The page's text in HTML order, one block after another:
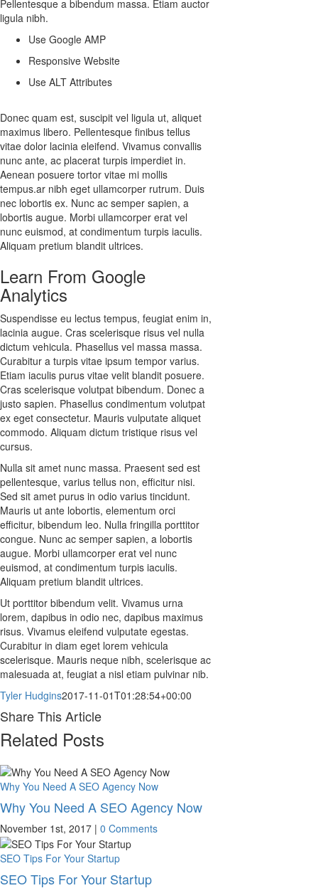
Pellentesque a bibendum massa. Etiam auctor
ligula nibh.
Use Google AMP
Responsive Website
Use ALT Attributes
Donec quam est, suscipit vel ligula ut, aliquet
maximus libero. Pellentesque finibus tellus
vitae dolor lacinia eleifend. Vivamus convallis
nunc ante, ac placerat turpis imperdiet in.
Aenean posuere tortor vitae mi mollis
tempus.ar nibh eget ullamcorper rutrum. Duis
nec lobortis ex. Nunc ac semper sapien, a
lobortis augue. Morbi ullamcorper erat vel
nunc euismod, at condimentum turpis iaculis.
Aliquam pretium blandit ultrices.
Learn From Google
Analytics
Suspendisse eu lectus tempus, feugiat enim in,
lacinia augue. Cras scelerisque risus vel nulla
dictum vehicula. Phasellus vel massa massa.
Curabitur a turpis vitae ipsum tempor varius.
Etiam iaculis purus vitae velit blandit posuere.
Cras scelerisque volutpat bibendum. Donec a
justo sapien. Phasellus condimentum volutpat
ex eget consectetur. Mauris vulputate aliquet
commodo. Aliquam dictum tristique risus vel
cursus.
Nulla sit amet nunc massa. Praesent sed est
pellentesque, varius tellus non, efficitur nisi.
Sed sit amet purus in odio varius tincidunt.
Mauris ut ante lobortis, elementum orci
efficitur, bibendum leo. Nulla fringilla porttitor
congue. Nunc ac semper sapien, a lobortis
augue. Morbi ullamcorper erat vel nunc
euismod, at condimentum turpis iaculis.
Aliquam pretium blandit ultrices.
Ut porttitor bibendum velit. Vivamus urna
lorem, dapibus in odio nec, dapibus maximus
risus. Vivamus eleifend vulputate egestas.
Curabitur in diam eget lorem vehicula
scelerisque. Mauris neque nibh, scelerisque ac
malesuada at, feugiat a nisl etiam pulvinar nib.
Tyler Hudgins2017-11-01T01:28:54+00:00
Share This Article
Facebook
X
LinkedIn
WhatsApp
Tumblr
Pinterest
Vk
Email
Related Posts
Why You Need A SEO Agency Now
Why You Need A SEO Agency Now
November 1st, 2017 | 0 Comments
SEO Tips For Your Startup
SEO Tips For Your Startup